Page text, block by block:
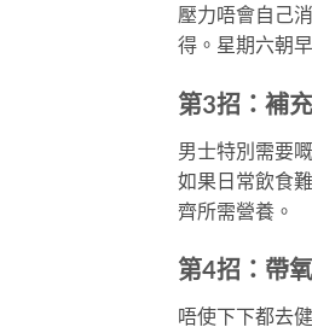
壓力唔會自己
得。星期六朝
第3招：補
男士特別需要
如果日常飲食
齊所需營養。
第4招：帶
唔使下下都去